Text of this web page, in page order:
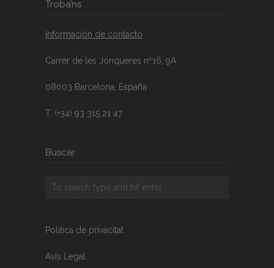
Troba’ns
Información de contacto
Carrer de les Jonqueres nº16, 9A
08003 Barcelona, España
T. (+34) 93 315 21 47
Buscar
Política de privacitat
Avís Legal